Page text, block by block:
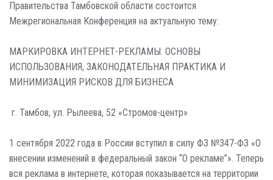
Правительства Тамбовской области состоится
Межрегиональная Конференция на актуальную тему:
МАРКИРОВКА ИНТЕРНЕТ-РЕКЛАМЫ: ОСНОВЫ
ИСПОЛЬЗОВАНИЯ, ЗАКОНОДАТЕЛЬНАЯ ПРАКТИКА И
МИНИМИЗАЦИЯ РИСКОВ ДЛЯ БИЗНЕСА
г. Тамбов, ул. Рылеева, 52 «Стромов-центр»
1 сентября 2022 года в России вступил в силу ФЗ №347-ФЗ «О
внесении изменений в федеральный закон “О рекламе”». Теперь
вся реклама в интернете, которая показывается на территории